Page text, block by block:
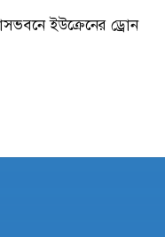
ইউক্রেনের ড্রোন